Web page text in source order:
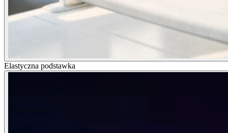
Elastyczna podstawka